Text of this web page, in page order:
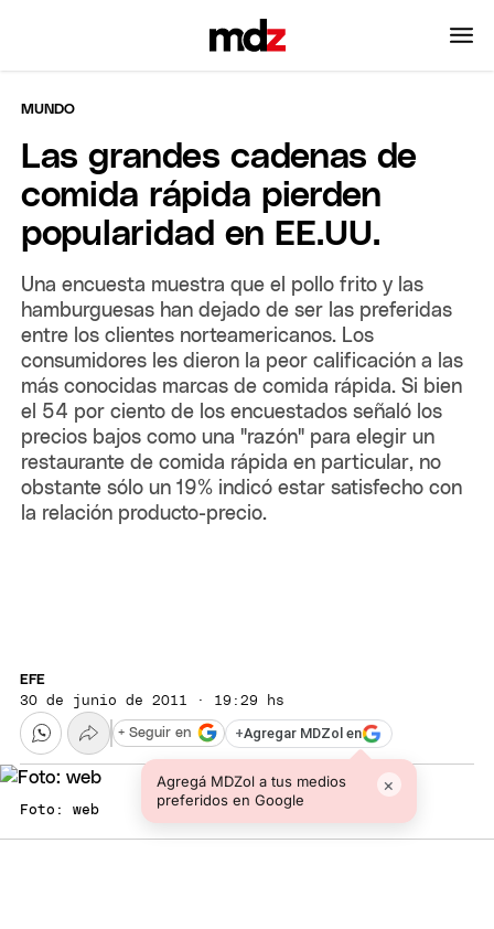
MUNDO
Las grandes cadenas de
comida rápida pierden
popularidad en EE.UU.
Una encuesta muestra que el pollo frito y las
hamburguesas han dejado de ser las preferidas
entre los clientes norteamericanos. Los
consumidores les dieron la peor calificación a las
más conocidas marcas de comida rápida. Si bien
el 54 por ciento de los encuestados señaló los
precios bajos como una "razón" para elegir un
restaurante de comida rápida en particular, no
obstante sólo un 19% indicó estar satisfecho con
la relación producto-precio.
EFE
30 de junio de 2011 · 19:29 hs
+Agregar MDZol en
Agregá MDZol a tus medios
preferidos en Google
×
+ Seguir en
Foto: web